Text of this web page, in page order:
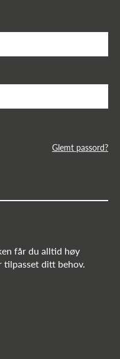
Glemt passord?
får du alltid høy
tilpasset ditt behov.